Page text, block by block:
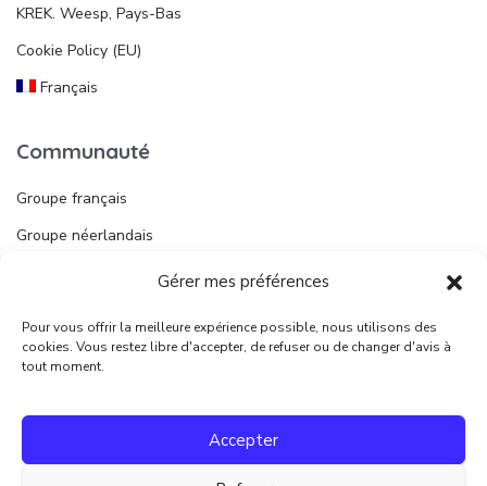
Gérer mes préférences
Pour vous offrir la meilleure expérience possible, nous utilisons des
cookies. Vous restez libre d'accepter, de refuser ou de changer d'avis à
tout moment.
Accepter
KREK. Weesp, Pays-Bas
Cookie Policy (EU)
Français
Communauté
Groupe français
Groupe néerlandais
Publier une annonce
Juridique
Conditions d’utilisation